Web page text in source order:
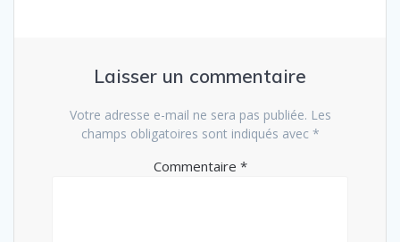
Laisser un commentaire
Votre adresse e-mail ne sera pas publiée. Les
champs obligatoires sont indiqués avec *
Commentaire *